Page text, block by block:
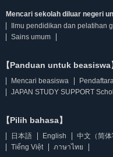
Mencari sekolah diluar negeri
Ilmu pendidikan dan pelatihan
Sains umum
【Panduan untuk beasiswa
Mencari beasiswa
JAPAN STUDY SUPPORT
【Pilih bahasa】
日本語 English 中文（简体
Tiếng Việt
ภาษาไทย